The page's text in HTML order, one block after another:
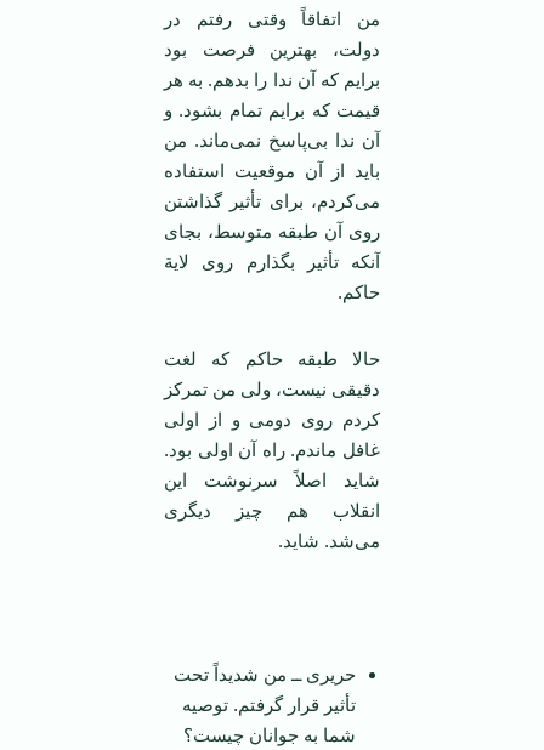
من اتفاقاً وقتی رفتم در
دولت، بهترین فرصت بود
برایم که آن ندا را بدهم. به هر
قیمت که برایم تمام بشود. و
آن ندا بی‌پاسخ نمی‌ماند. من
باید از آن موقعیت استفاده
می‌کردم، برای تأثیر گذاشتن
روی آن طبقه متوسط، بجای
آنکه تأثیر بگذارم روی لایة
حاکم.
حالا طبقه حاکم که لغت
دقیقی نیست، ولی من تمرکز
کردم روی دومی و از اولی
غافل ماندم. راه آن اولی بود.
شاید اصلاً سرنوشت این
انقلاب هم چیز دیگری
می‌شد. شاید.
حریری ــ من شدیداً تحت
تأثیر قرار گرفتم. توصیه
شما به جوانان چیست؟